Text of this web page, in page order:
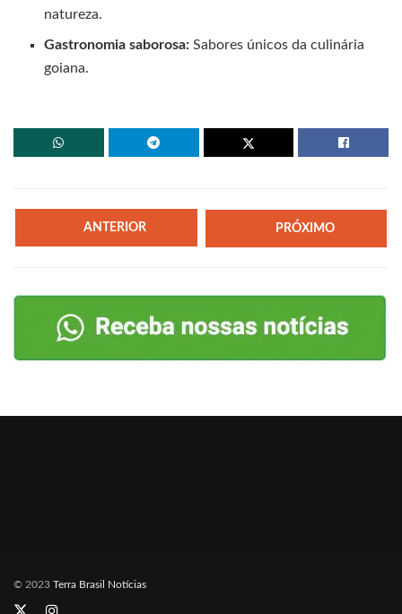
natureza.
Gastronomia saborosa: Sabores únicos da culinária
goiana.
ANTERIOR PRÓXIMO
© 2023 Terra Brasil Notícias